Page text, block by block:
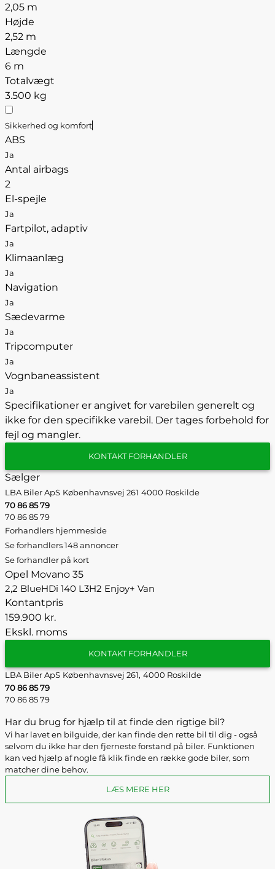
2,05 m
Højde
2,52 m
Længde
6 m
Totalvægt
3.500 kg
Sikkerhed og komfort
ABS
Ja
Antal airbags
2
El-spejle
Ja
Fartpilot, adaptiv
Ja
Klimaanlæg
Ja
Navigation
Ja
Sædevarme
Ja
Tripcomputer
Ja
Vognbaneassistent
Ja
Specifikationer er angivet for varebilen generelt og
ikke for den specifikke varebil. Der tages forbehold for
fejl og mangler.
KONTAKT FORHANDLER
Sælger
LBA Biler ApS Københavnsvej 261 4000 Roskilde
70 86 85 79
70 86 85 79
Forhandlers hjemmeside
Se forhandlers 148 annoncer
Se forhandler på kort
Opel Movano 35
2,2 BlueHDi 140 L3H2 Enjoy+ Van
Kontantpris
159.900 kr.
Ekskl. moms
KONTAKT FORHANDLER
LBA Biler ApS Københavnsvej 261, 4000 Roskilde
70 86 85 79
70 86 85 79
Har du brug for hjælp til at finde den rigtige bil?
Vi har lavet en bilguide, der kan finde den rette bil til dig - også
selvom du ikke har den fjerneste forstand på biler. Funktionen
kan ved hjælp af nogle få klik finde en række gode biler, som
matcher dine behov.
LÆS MERE HER